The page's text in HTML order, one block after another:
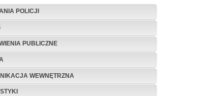
POLICJI
PUBLICZNE
WEWNĘTRZNA